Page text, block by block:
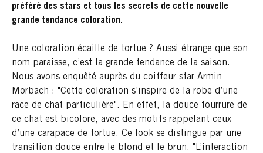
préféré des stars et tous les secrets de cette nouvelle
grande tendance coloration.
Une coloration écaille de tortue ? Aussi étrange que son
nom paraisse, c’est la grande tendance de la saison.
Nous avons enquêté auprès du coiffeur star Armin
Morbach : "Cette coloration s’inspire de la robe d’une
race de chat particulière". En effet, la douce fourrure de
ce chat est bicolore, avec des motifs rappelant ceux
d’une carapace de tortue. Ce look se distingue par une
transition douce entre le blond et le brun. "L’interaction